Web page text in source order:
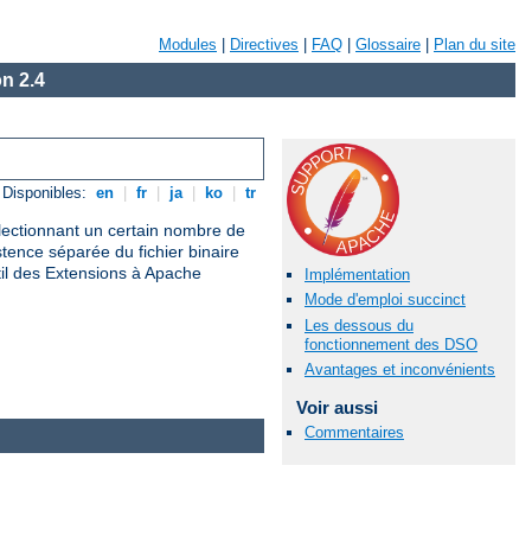
Modules Directives FAQ Glossaire Plan du site
2.4
en fr ja ko tr
un certain nombre de
séparée du fichier binaire
des Extensions à Apache
Implémentation
Mode d'emploi succinct
Les dessous du
fonctionnement des DSO
Avantages et inconvénients
Voir aussi
Commentaires